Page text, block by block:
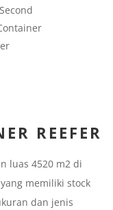
REEFER
luas 4520 m2 di
memiliki stock
dan jenis